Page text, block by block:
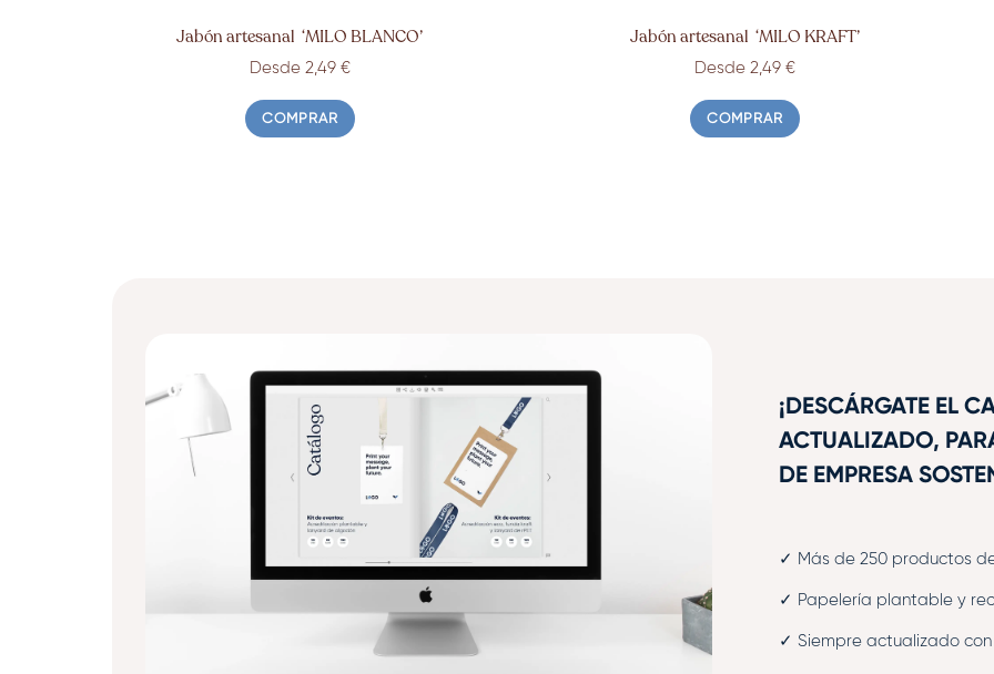
Jabón artesanal ‘MILO BLANCO’
Desde 2,49 €
COMPRAR
Jabón artesanal ‘MILO KRAFT’
Desde 2,49 €
COMPRAR
¡DESCÁRGATE EL
ACTUALIZADO,
DE EMPRESA
✓ Más de 250 productos
✓ Papelería plantable y
✓ Siempre actualizado